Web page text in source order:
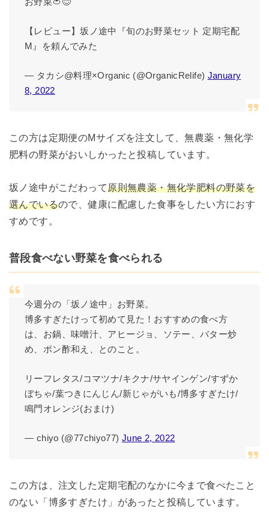
【レビュー】坂ノ途中『旬のお野菜セット 定期宅配
M』を頼んでみた
— タカシ@料理×Organic (@OrganicRelife) January
8, 2022
この方は定期便のMサイズを注文して、無農薬・無化学
肥料の野菜がおいしかったと投稿しています。
坂ノ途中がこだわって原則無農薬・無化学肥料の野菜を
選んでいるので、健康に配慮した食事をしたい方におす
すめです。
普段食べない野菜を食べられる
今週分の「坂ノ途中」お野菜。
博多すぎたけって初めて見た！おすすめの食べ方
は、お鍋、味噌汁、アヒージョ、ソテー、バター炒
め、ポン酢和え、とのこと。
リーフレタス/コマツナ/キクナ/サヤインゲン/すずか
ぼちゃ/葉つきにんじん/新じゃがいも/博多すぎたけ/
鳴門オレンジ(おまけ)
— chiyo (@77chiyo77) June 2, 2022
この方は、注文した定期宅配のなかに今まで食べたこと
のない「博多すぎたけ」があったと投稿しています。